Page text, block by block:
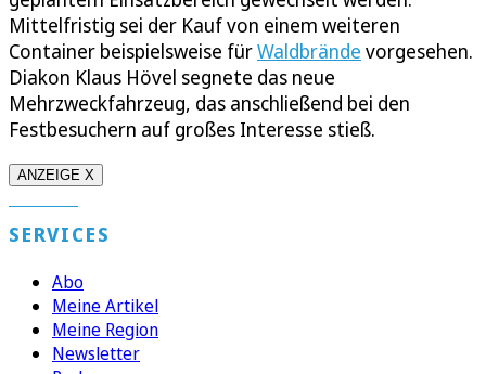
Mittelfristig sei der Kauf von einem weiteren
Container beispielsweise fürWaldbrände vorgesehen.
Diakon Klaus Hövel segnete das neue
Mehrzweckfahrzeug, das anschließend bei den
Festbesuchern auf großes Interesse stieß.
ANZEIGE X
SERVICES
Abo
Meine Artikel
Meine Region
Newsletter